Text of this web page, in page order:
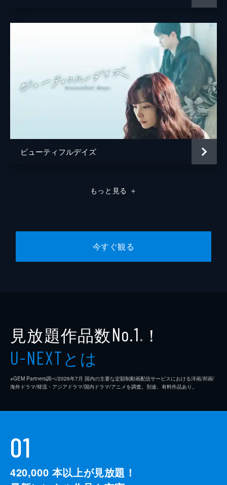
ビューティフルデイズ
もっと見る ＋
今すぐ観る
見放題作品数No.1 ※ ！
U-NEXTとは
※GEM Partners調べ/2026年7⽉ 国内の主要な定額制動画配信サービスにおける洋画/邦画/
海外ドラマ/韓流・アジアドラマ/国内ドラマ/アニメを調査。別途、有料作品あり。
01
420,000 本以上が見放題！